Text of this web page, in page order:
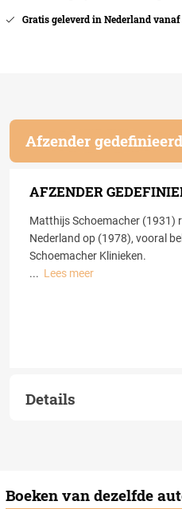
Gratis geleverd in Nederland vanaf
Afzender gedefinieerd
AFZENDER
Matthijs Schoemacher (1931)
Nederland op (1978), vooral
Schoemacher Klinieken.
... Lees meer
Details
Boeken van dezelfde